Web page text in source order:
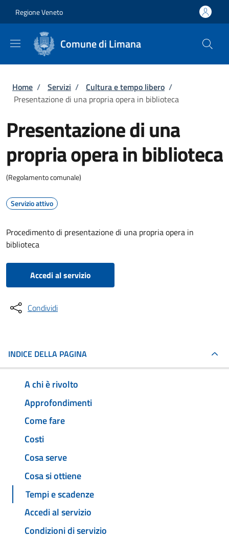
Regione Veneto
Comune di Limana
Briciole di pane
Home / Servizi / Cultura e tempo libero /
Presentazione di una propria opera in biblioteca
Presentazione di una
propria opera in biblioteca
(Regolamento comunale)
Servizio attivo
Procedimento di presentazione di una propria opera in
biblioteca
Accedi al servizio
Condividi
INDICE DELLA PAGINA
A chi è rivolto
Approfondimenti
Come fare
Costi
Cosa serve
Cosa si ottiene
Tempi e scadenze
Accedi al servizio
Condizioni di servizio